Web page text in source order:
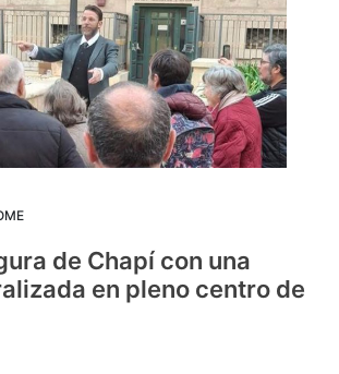
de Chapí con una
en pleno centro de